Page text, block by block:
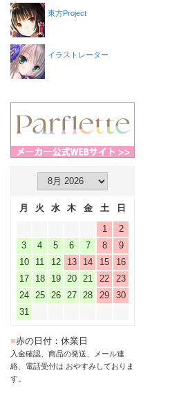
東方Project
イラストレーター
月 火 水 木 金 土
日
1
2
3
4 5 6 7 8
9
10
11 12 13 14 15
16
17
18 19 20 21 22
23
24
25 26 27 28 29
30
31
■赤の日付：休業日
入金確認、商品の発送、メール連
絡、電話受付は おやすみしておりま
す。